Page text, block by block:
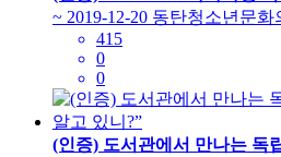
~ 2019-12-20 동탄청소년문화
415
0
0
(인증) 도서관에서 만나는 독